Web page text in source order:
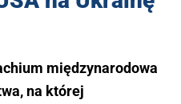
międzynarodowa
na której